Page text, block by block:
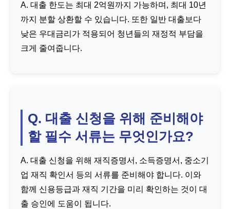
A. 대출 한도는 최대 2억원까지 가능하며, 최대 10년
까지 분할 상환할 수 있습니다. 또한 일반 대출보다
낮은 우대금리가 적용되어 청년들의 재정적 부담을
크게 줄여줍니다.
Q. 대출 신청을 위해 준비해야
할 필수 서류는 무엇인가요?
A. 대출 신청을 위해 재직증명서, 소득증명서, 중소기
업 재직 확인서 등의 서류를 준비해야 합니다. 이와
함께 신용등급과 재직 기간을 미리 확인하는 것이 대
출 승인에 도움이 됩니다.